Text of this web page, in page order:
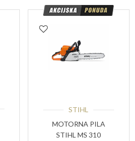
STIHL
MOTORNA PILA
STIHL MS 310